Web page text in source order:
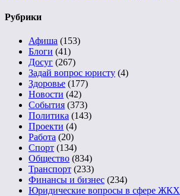
Рубрики
Афиша (153)
Блоги (41)
Досуг (267)
Задай вопрос юристу (4)
Здоровье (177)
Новости (42)
События (373)
Политика (143)
Проекти (4)
Работа (20)
Спорт (134)
Общество (834)
Транспорт (233)
Финансы и бизнес (234)
Юридические вопросы в сфере ЖКХ